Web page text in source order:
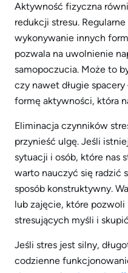
Aktywność fizyczna
redukcji stresu.
wykonywanie innych
pozwala na uwolnienie
samopoczucia. Może to
czy nawet długie
formę aktywności, która
Eliminacja czynników
przynieść ulgę. Jeśli
sytuacji i osób, które nas
warto nauczyć się radzić
sposób konstruktywny.
lub zajęcie, które pozwoli
stresujących myśli i
Jeśli stres jest silny,
codzienne